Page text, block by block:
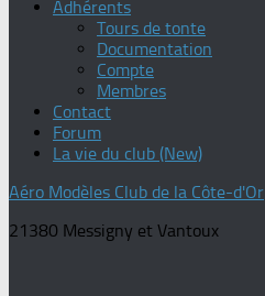
Adhérents
Tours de tonte
Documentation
Compte
Membres
Contact
Forum
La vie du club (New)
Aéro Modèles Club de la Côte-d'Or
21380 Messigny et Vantoux